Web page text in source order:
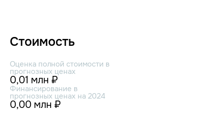
Стоимость
Оценка полной стоимости в
прогнозных ценах
0,01 млн ₽
Финансирование в
прогнозных ценах на 2024
0,00 млн ₽